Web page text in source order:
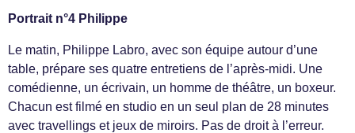
Portrait n°4 Philippe
Le matin, Philippe Labro, avec son équipe autour d’une
table, prépare ses quatre entretiens de l’après-midi. Une
comédienne, un écrivain, un homme de théâtre, un boxeur.
Chacun est filmé en studio en un seul plan de 28 minutes
avec travellings et jeux de miroirs. Pas de droit à l’erreur.